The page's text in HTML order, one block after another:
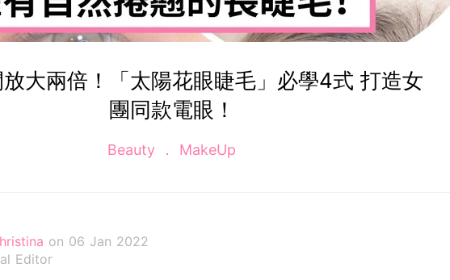
大兩倍！「太陽花眼睫毛」必學4式 打造女
團同款電眼！
Beauty MakeUp
on 06 Jan 2022
Editor